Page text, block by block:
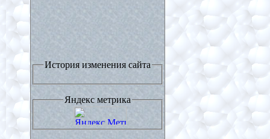
История изменения сайта
Яндекс метрика